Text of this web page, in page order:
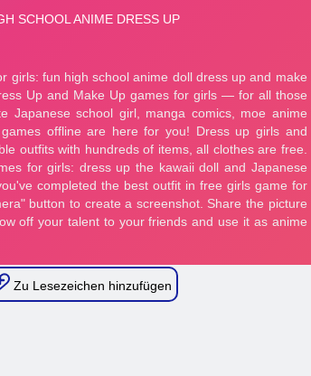
Zu Lesezeichen hinzufügen